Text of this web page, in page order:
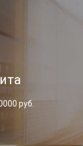
руб.